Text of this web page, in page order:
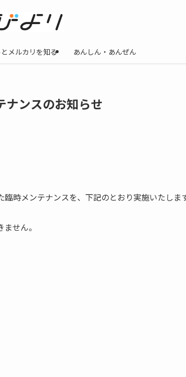
メルカリを知る あんしん・あんぜん
ナンスのお知らせ
時メンテナンスを、下記のとおり実施いたします
せん。